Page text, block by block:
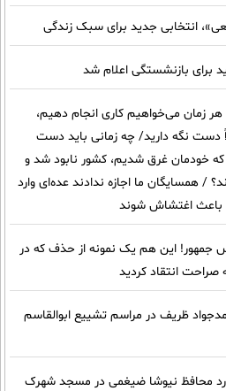
انتخابی جدید برای سبک زندگی
برای بازنشستگی اعلام شد
زمان می‌خواهیم کاری انجام دهیم،
دست نگه دارید/ چه زمانی باید دست
که خودمان غرق شدیم، کشور نابود شد و
/ همسایگان ما اجازه ندادند عده‌ای وارد
باعث اغتشاش شوند
جمهور! این هم یک نمونه از حذف که در
صراحت انتقاد کردید
ظریف در مراسم تشییع ابوالقاسم
محافظ نیوشا ضیغمی در مسجد شهرک